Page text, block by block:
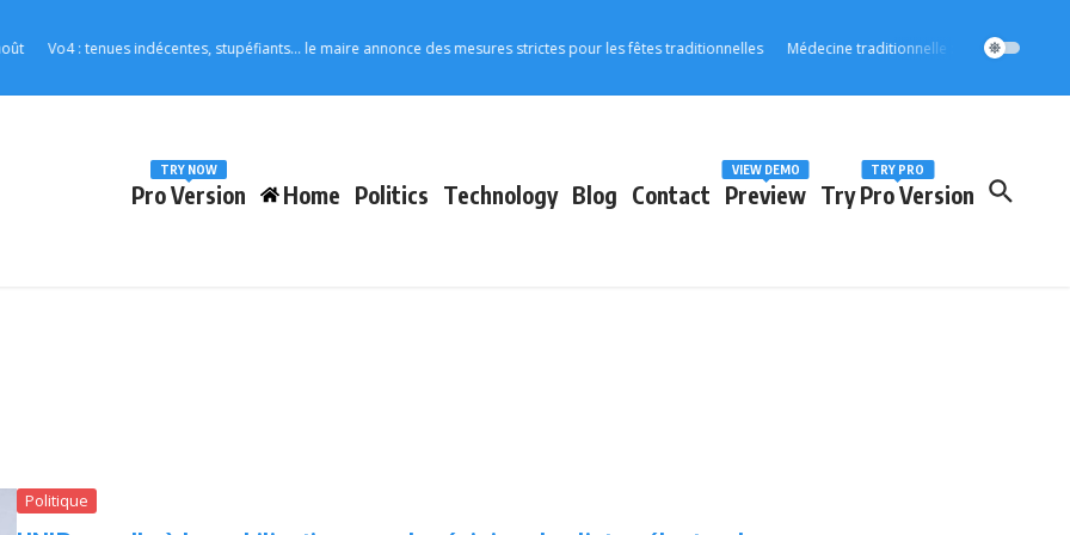
: tenues indécentes, stupéfiants… le maire annonce des mesures strictes pour les fêtes traditionnelles Médecine traditionnelle : l’OOAS accélère son
Pro Version
TRY NOW
Home Politics Technology Blog Contact Preview
VIEW DEMO
Try Pro Version
TRY PRO
Politique